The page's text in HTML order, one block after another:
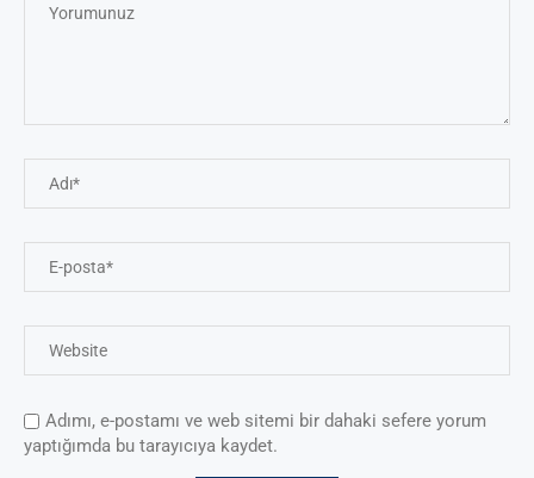
Adımı, e-postamı ve web sitemi bir dahaki sefere yorum
yaptığımda bu tarayıcıya kaydet.